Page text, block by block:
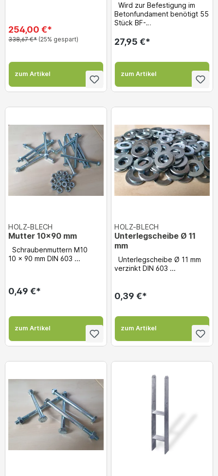
254,00 €*
338,67 €* (25% gespart)
zum Artikel
Wird zur Befestigung im
Betonfundament benötigt 55
Stück BF-
ube gelb v...
27,95 €*
zum Artikel
HOLZ-BLECH
Mutter 10x90 mm
Schraubenmuttern M10
10 x 90 mm DIN 603 ...
0,49 €*
zum Artikel
HOLZ-BLECH
Unterlegscheibe Ø 11
mm
Unterlegscheibe Ø 11 mm
verzinkt DIN 603 ...
0,39 €*
zum Artikel